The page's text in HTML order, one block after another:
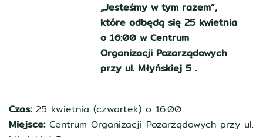
„Jesteśmy w tym razem”,
które odbędą się 25 kwietnia
o 16:00 w Centrum
Organizacji Pozarządowych
przy ul. Młyńskiej 5 .
Czas:25 kwietnia (czwartek) o 16:00
Miejsce:Centrum Organizacji Pozarządowych przy ul.